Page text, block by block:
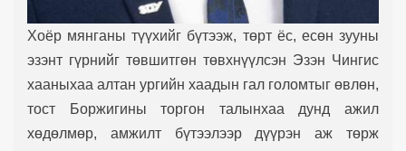
Хоёр мянганы түүхийг бүтээж, төрт ёс, есөн зууны
эзэнт гүрнийг төвшитгөн төвхнүүлсэн Эзэн Чингис
хааныхаа алтан ургийн хаадын гал голомтыг өвлөн,
тост Боржигины торгон талынхаа дунд ажил
хөдөлмөр, амжилт бүтээлээр дүүрэн аж төрж